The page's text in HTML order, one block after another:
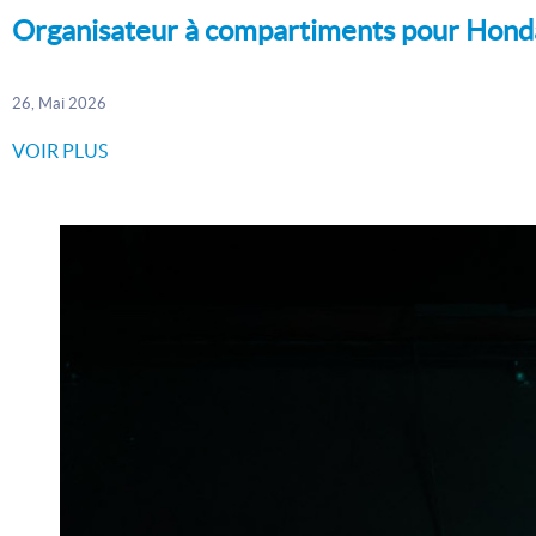
Organisateur à compartiments pour
26, Mai 2026
VOIR PLUS